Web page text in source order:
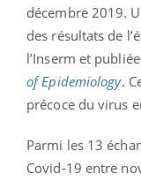
décembre 2019.
des résultats de
l’Inserm et
of Epidemiology.
précoce du virus
Parmi les 13
Covid-19 entre